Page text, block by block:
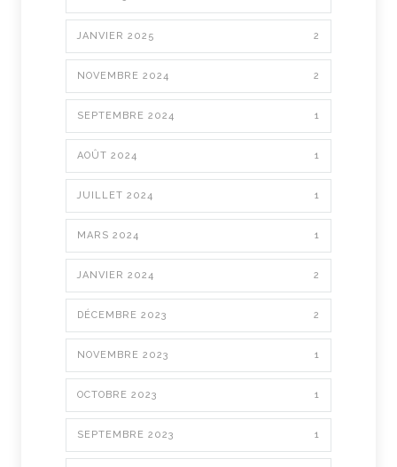
JANVIER 2025 2
NOVEMBRE 2024 2
SEPTEMBRE 2024 1
AOÛT 2024 1
JUILLET 2024 1
MARS 2024 1
JANVIER 2024 2
DÉCEMBRE 2023 2
NOVEMBRE 2023 1
OCTOBRE 2023 1
SEPTEMBRE 2023 1